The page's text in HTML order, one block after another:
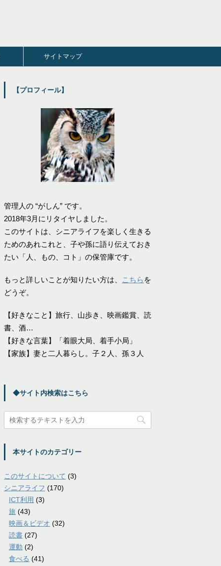
サイトマップ
【プロフィール】
管理人の “がしん” です。
2018年3月にリタイヤしました。
このサイトは、シニアライフを楽しく生きる
ためのあれこれと、子や孫に語り伝えておき
たい「人、もの、コト」の保管庫です。
もっと詳しいことが知りたい方は、 こちら を
どうぞ。
【好きなこと】旅行、山歩き、映画鑑賞、読
書、酒…
【好きな言葉】「着眼大局、着手小局」
【家族】妻と二人暮らし。子２人、孫３人
◆サイト内検索はこちら
本サイトのカテゴリー
このサイトについて (3)
シニアライフ (170)
ICT利用 (3)
旅 (43)
映画＆ビデオ (32)
読書 (27)
運動 (2)
食べる (41)